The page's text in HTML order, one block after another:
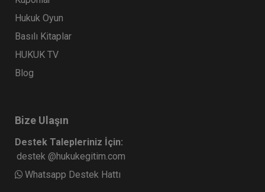
Hukuk Oyun
Basılı Kitaplar
HUKUK TV
Blog
Bize Ulaşın
Destek Talepleriniz İçin:
destek @hukukegitim.com
Whatsapp Destek Hattı